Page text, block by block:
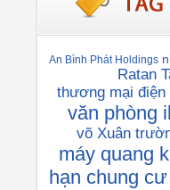
An Bình Phát Holdings
Ratan
thương mại điện
văn phòng
võ Xuân
máy quang
hạn chung cư